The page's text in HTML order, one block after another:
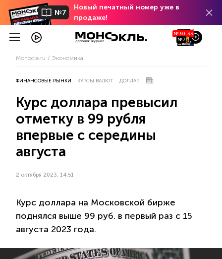
№7
Новый печатный номер уже в
продаже!
№30-33
№7
Monocle.ru Экономика
ФИНАНСОВЫЕ РЫНКИ КУРСЫ ВАЛЮТ ДОЛЛАР
Курс доллара превысил
отметку в 99 рубля
впервые с середины
августа
2 октября 2023, 14:51
Курс доллара на Московской бирже
поднялся выше 99 руб. в первый раз с 15
августа 2023 года.